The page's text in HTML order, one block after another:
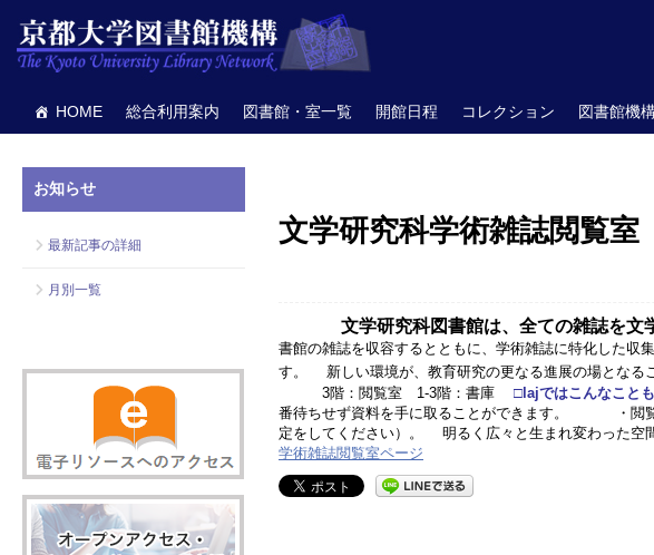
HOME 総合利用案内 図書館・室一覧 開館日程 コレクション 図書館機
文学研究科学術雑誌閲覧室
文学研究科図書館は、全ての雑誌
書館の雑誌を収容するとともに、学術雑誌に特化した
す。 新しい環境が、教育研究の更なる進展の場とな
3階：閲覧室 1-3階：書庫 □lajではこんなこと
番待ちせず資料を手に取ることができます。 ・閲覧
定をしてください）。 明るく広々と生まれ変わった
学術雑誌閲覧室ページ
お知らせ
最新記事の詳細
月別一覧